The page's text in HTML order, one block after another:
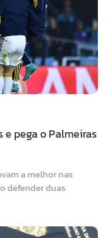
e pega o Palmeiras
a melhor nas
defender duas